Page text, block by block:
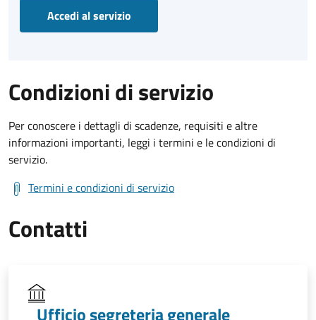
Accedi al servizio
Condizioni di servizio
Per conoscere i dettagli di scadenze, requisiti e altre
informazioni importanti, leggi i termini e le condizioni di
servizio.
Termini e condizioni di servizio
Contatti
Ufficio segreteria generale